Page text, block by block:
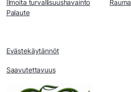
Ilmoita turvallisuushavainto
Palaute
Evästekäytännöt
Saavutettavuus
Rauma